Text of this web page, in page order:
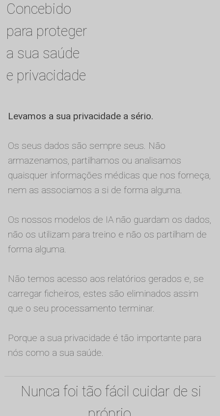
Concebido
para proteger
a sua saúde
e privacidade
Levamos a sua privacidade a sério.
Os seus dados são sempre seus. Não
armazenamos, partilhamos ou analisamos
quaisquer informações médicas que nos forneça,
nem as associamos a si de forma alguma.
Os nossos modelos de IA não guardam os dados,
não os utilizam para treino e não os partilham de
forma alguma.
Não temos acesso aos relatórios gerados e, se
carregar ficheiros, estes são eliminados assim
que o seu processamento terminar.
Porque a sua privacidade é tão importante para
nós como a sua saúde.
Nunca foi tão fácil cuidar de si